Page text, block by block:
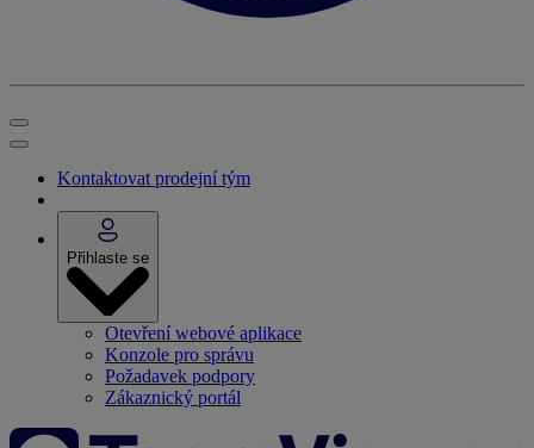
Kontaktovat prodejní tým
Přihlaste se
Otevření webové aplikace
Konzole pro správu
Požadavek podpory
Zákaznický portál